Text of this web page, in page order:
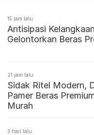
15 jam lalu
Antisipasi
Gelontorkan Beras
21 jam lalu
Sidak Ritel Modern,
Pamer Beras
Murah
3 hari lalu